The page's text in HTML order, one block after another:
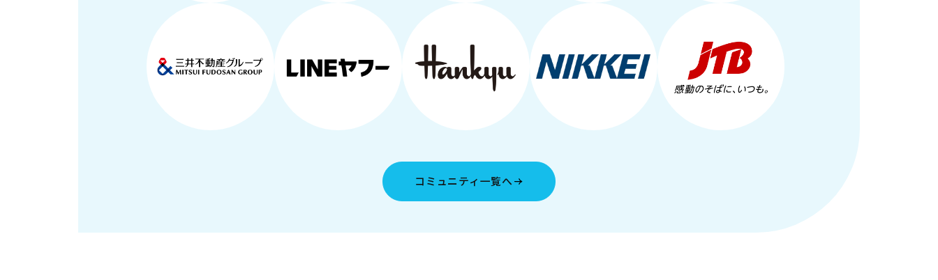
コミュニティ一覧へ